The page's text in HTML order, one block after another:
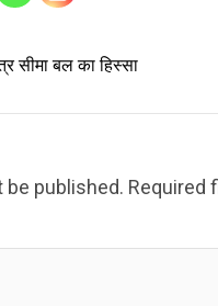
सीमा बल का हिस्सा
be published. Required